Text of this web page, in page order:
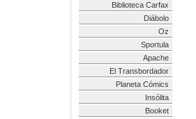
Biblioteca Carfax
Diábolo
Oz
Sportula
Apache
El Transbordador
Planeta Cómics
Insólita
Booket